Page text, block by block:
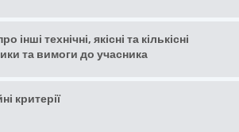
інші технічні, якісні та кількісні
та вимоги до учасника
критерії